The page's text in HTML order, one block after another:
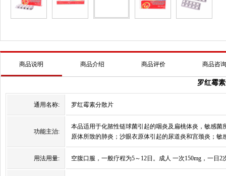
商品说明 商品介绍 商品评价 商品咨询
罗红霉
通用名称: 罗红霉素分散片
功能主治:
本品适用于化脓性链球菌引起的咽炎及扁桃体炎，敏感
原体所致的肺炎；沙眼衣原体引起的尿道炎和宫颈炎；敏
用法用量: 空腹口服，一般疗程为5～12日。成人 一次150mg，一日